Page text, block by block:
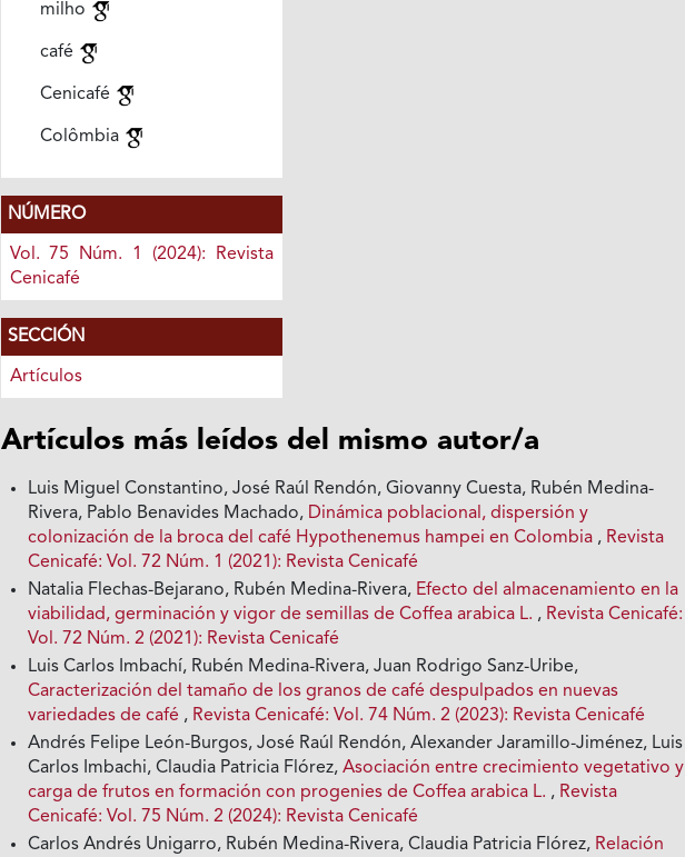
milho
café
Cenicafé
Colômbia
NÚMERO
Vol. 75 Núm. 1 (2024): Revista
Cenicafé
SECCIÓN
Artículos
Artículos más leídos del mismo autor/a
Luis Miguel Constantino, José Raúl Rendón, Giovanny Cuesta, Rubén Medina-
Rivera, Pablo Benavides Machado, Dinámica poblacional, dispersión y
colonización de la broca del café Hypothenemus hampei en Colombia , Revista
Cenicafé: Vol. 72 Núm. 1 (2021): Revista Cenicafé
Natalia Flechas-Bejarano, Rubén Medina-Rivera, Efecto del almacenamiento en la
viabilidad, germinación y vigor de semillas de Coffea arabica L. , Revista Cenicafé:
Vol. 72 Núm. 2 (2021): Revista Cenicafé
Luis Carlos Imbachí, Rubén Medina-Rivera, Juan Rodrigo Sanz-Uribe,
Caracterización del tamaño de los granos de café despulpados en nuevas
variedades de café , Revista Cenicafé: Vol. 74 Núm. 2 (2023): Revista Cenicafé
Andrés Felipe León-Burgos, José Raúl Rendón, Alexander Jaramillo-Jiménez, Luis
Carlos Imbachi, Claudia Patricia Flórez,Asociación entre crecimiento vegetativo y
carga de frutos en formación con progenies de Coffea arabica L. , Revista
Cenicafé: Vol. 75 Núm. 2 (2024): Revista Cenicafé
Carlos Andrés Unigarro, Rubén Medina-Rivera, Claudia Patricia Flórez, Relación